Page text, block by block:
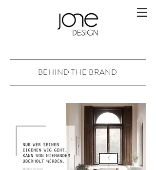
BEHIND THE BRAND